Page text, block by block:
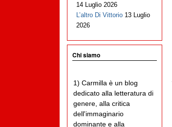
14 Luglio 2026
L’altro Di Vittorio 13 Luglio
2026
Chi siamo
1) Carmilla è un blog
dedicato alla letteratura di
genere, alla critica
dell'immaginario
dominante e alla